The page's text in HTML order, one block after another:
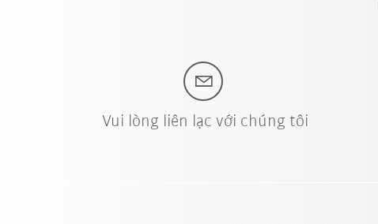
Vui lòng liên lạc với chúng tôi